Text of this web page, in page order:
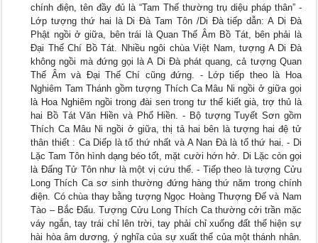
chính điện, tên đầy đủ là “Tam Thế thường trụ diệu pháp thân” -
Lớp tượng thứ hai là Di Đà Tam Tôn /Di Đà tiếp dẫn: A Di Đà
Phật ngồi ở giữa, bên trái là Quan Thế Âm Bồ Tát, bên phải là
Đại Thế Chí Bồ Tát. Nhiều ngôi chùa Việt Nam, tượng A Di Đà
không ngồi mà đứng gọi là A Di Đà phát quang, cả tượng Quan
Thế Âm và Đại Thế Chí cũng đứng. - Lớp tiếp theo là Hoa
Nghiêm Tam Thánh gồm tượng Thích Ca Mâu Ni ngồi ở giữa gọi
là Hoa Nghiêm ngồi trong đài sen trong tư thế kiết già, trợ thủ là
hai Bồ Tát Văn Hiền và Phổ Hiền. - Bộ tượng Tuyết Sơn gồm
Thích Ca Mâu Ni ngồi ở giữa, thị tả hai bên là tượng hai đệ tử
thân thiết : Ca Diếp là tổ thứ nhất và A Nan Đà là tổ thứ hai. - Di
Lặc Tam Tôn hình dạng béo tốt, mặt cười hớn hở. Di Lặc còn gọi
là Đấng Tử Tôn như là một vị cứu thế. - Tiếp theo là tượng Cửu
Long Thích Ca sơ sinh thường đứng hàng thứ năm trong chính
điện. Có chùa thay bằng tượng Ngọc Hoàng Thượng Đế và Nam
Tào – Bắc Đẩu. Tượng Cửu Long Thích Ca thường cởi trần mặc
váy ngắn, tay trái chỉ lên trời, tay phải chỉ xuống đất thể hiện sự
hài hòa âm dương, ý nghĩa của sự xuất thế của một thánh nhân.